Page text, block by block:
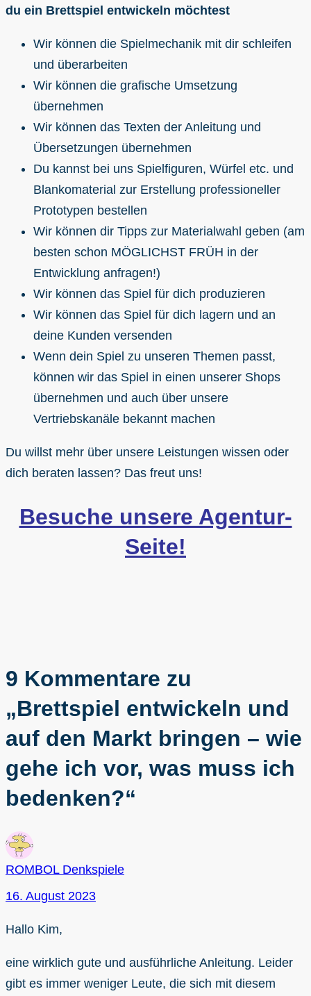
du ein Brettspiel entwickeln möchtest
Wir können die Spielmechanik mit dir schleifen
und überarbeiten
Wir können die grafische Umsetzung
übernehmen
Wir können das Texten der Anleitung und
Übersetzungen übernehmen
Du kannst bei uns Spielfiguren, Würfel etc. und
Blankomaterial zur Erstellung professioneller
Prototypen bestellen
Wir können dir Tipps zur Materialwahl geben (am
besten schon MÖGLICHST FRÜH in der
Entwicklung anfragen!)
Wir können das Spiel für dich produzieren
Wir können das Spiel für dich lagern und an
deine Kunden versenden
Wenn dein Spiel zu unseren Themen passt,
können wir das Spiel in einen unserer Shops
übernehmen und auch über unsere
Vertriebskanäle bekannt machen
Du willst mehr über unsere Leistungen wissen oder
dich beraten lassen? Das freut uns!
Besuche unsere Agentur-
Seite!
9 Kommentare zu
„Brettspiel entwickeln und
auf den Markt bringen – wie
gehe ich vor, was muss ich
bedenken?“
ROMBOL Denkspiele
16. August 2023
Hallo Kim,
eine wirklich gute und ausführliche Anleitung. Leider
gibt es immer weniger Leute, die sich mit diesem